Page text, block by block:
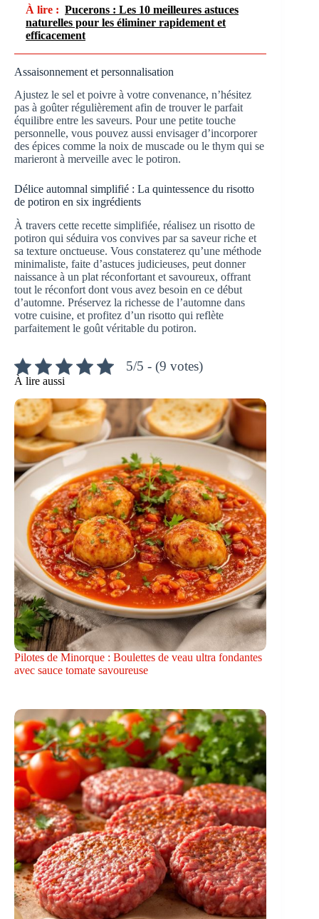
À lire : Pucerons : Les 10 meilleures astuces
naturelles pour les éliminer rapidement et
efficacement
Assaisonnement et personnalisation
Ajustez le sel et poivre à votre convenance, n’hésitez
pas à goûter régulièrement afin de trouver le parfait
équilibre entre les saveurs. Pour une petite touche
personnelle, vous pouvez aussi envisager d’incorporer
des épices comme la noix de muscade ou le thym qui se
marieront à merveille avec le potiron.
Délice automnal simplifié : La quintessence du risotto
de potiron en six ingrédients
À travers cette recette simplifiée, réalisez un risotto de
potiron qui séduira vos convives par sa saveur riche et
sa texture onctueuse. Vous constaterez qu’une méthode
minimaliste, faite d’astuces judicieuses, peut donner
naissance à un plat réconfortant et savoureux, offrant
tout le réconfort dont vous avez besoin en ce début
d’automne. Préservez la richesse de l’automne dans
votre cuisine, et profitez d’un risotto qui reflète
parfaitement le goût véritable du potiron.
5/5 - (9 votes)
À lire aussi
Pilotes de Minorque : Boulettes de veau ultra fondantes
avec sauce tomate savoureuse